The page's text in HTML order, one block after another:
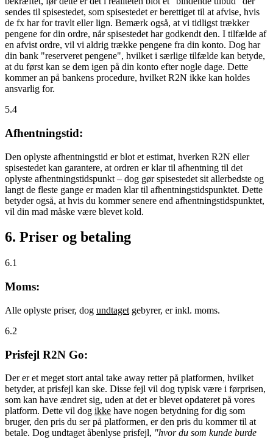
sendes til spisestedet, som spisestedet er berettiget til at afvise, hvis
de fx har for travlt eller lign. Bemærk også, at vi tidligst trækker
pengene for din ordre, når spisestedet har godkendt den. I tilfælde af
en afvist ordre, vil vi aldrig trække pengene fra din konto. Dog har
din bank "reserveret pengene", hvilket i særlige tilfælde kan betyde,
at du først kan se dem igen på din konto efter nogle dage. Dette
kommer an på bankens procedure, hvilket R2N ikke kan holdes
ansvarlig for.
5.4
Afhentningstid:
Den oplyste afhentningstid er blot et estimat, hverken R2N eller
spisestedet kan garantere, at ordren er klar til afhentning til det
oplyste afhentningstidspunkt – dog gør spisestedet sit allerbedste og
langt de fleste gange er maden klar til afhentningstidspunktet. Dette
betyder også, at hvis du kommer senere end afhentningstidspunktet,
vil din mad måske være blevet kold.
6. Priser og betaling
6.1
Moms:
Alle oplyste priser, dog undtaget gebyrer, er inkl. moms.
6.2
Prisfejl R2N Go:
Der er et meget stort antal take away retter på platformen, hvilket
betyder, at prisfejl kan ske. Disse fejl vil dog typisk være i førprisen,
som kan have ændret sig, uden at det er blevet opdateret på vores
platform. Dette vil dog ikke have nogen betydning for dig som
bruger, den pris du ser på platformen, er den pris du kommer til at
betale. Dog undtaget åbenlyse prisfejl, "hvor du som kunde burde